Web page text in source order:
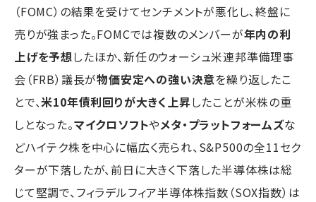
（FOMC）の結果を受けてセンチメントが悪化し、終盤に
売りが強まった。FOMCでは複数のメンバーが年内の利
上げを予想したほか、新任のウォーシュ米連邦準備理事
会（FRB）議長が物価安定への強い決意を繰り返したこ
とで、米10年債利回りが大きく上昇したことが米株の重
しとなった。マイクロソフトやメタ・プラットフォームズな
どハイテク株を中心に幅広く売られ、S&P500の全11セク
ターが下落したが、前日に大きく下落した半導体株は総
じて堅調で、フィラデルフィア半導体株指数（SOX指数）は